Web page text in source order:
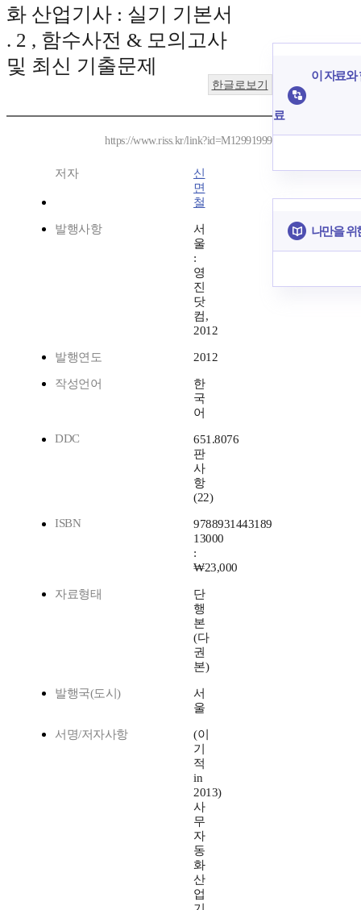
화 산업기사 : 실기 기본서
. 2 , 함수사전 & 모의고사
및 최신 기출문제
한글로보기
https://www.riss.kr/link?id=M12991999
저자
신
면
철
발행사항
서
울
:
영
진
닷
컴,
2012
발행연도 2012
작성언어
한
국
어
DDC
651.8076
판
사
항
(22)
ISBN
9788931443189
13000
:
₩23,000
자료형태
단
행
본
(다
권
본)
발행국(도시)
서
울
서명/저자사항
(이
기
적
in
2013)
사
무
자
동
화
산
업
이 자료와
료
나만을 위